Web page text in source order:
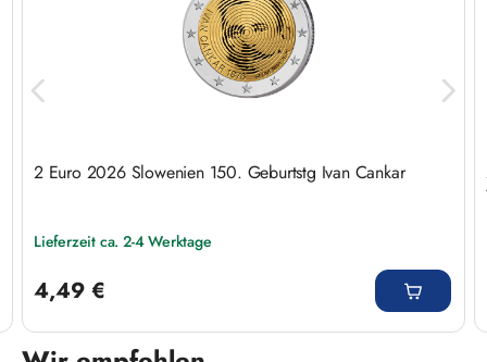
2 Euro 2026 Slowenien 150. Geburtstg Ivan Cankar
Lieferzeit ca. 2-4 Werktage
4,49 €